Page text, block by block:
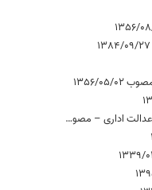
قانون تشکیلات و آیین دادرسی دیوان عدالت اداری – مصوب 1392/03/25